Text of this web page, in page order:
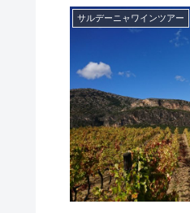
サルデーニャワインツアー